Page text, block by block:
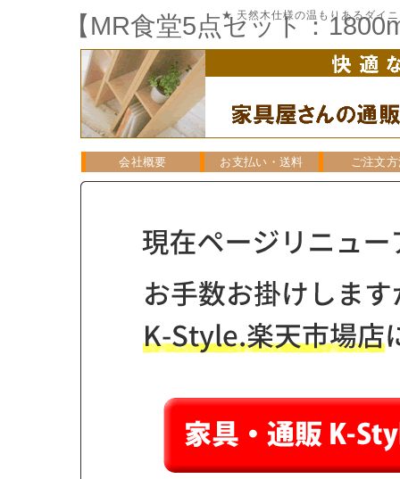
【MR食堂5点セット：
★ 天然木仕様の温もりあるダイ
会社概要 お支払い・送料 ご注文